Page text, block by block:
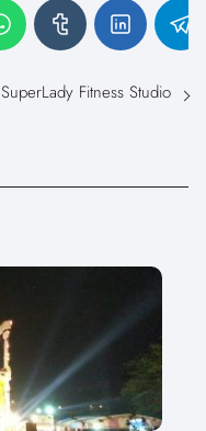
SuperLady Fitness Studio